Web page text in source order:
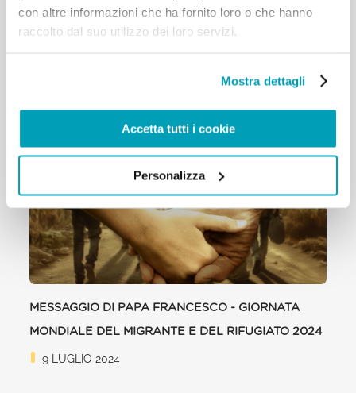
con altre informazioni che ha fornito loro o che hanno
raccolto dal suo utilizzo dei loro servizi.
Mostra dettagli
Accetta tutti i cookie
Personalizza
Ascolta anche la testimonianza diFatima, Volontaria
della Croce Rossa Italiana .
MESSAGGIO DI PAPA FRANCESCO - GIORNATA
MONDIALE DEL MIGRANTE E DEL RIFUGIATO 2024
9 LUGLIO 2024